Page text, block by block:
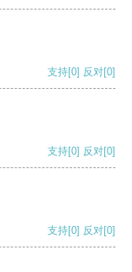
支持[0] 反对[0]
支持[0] 反对[0]
支持[0] 反对[0]